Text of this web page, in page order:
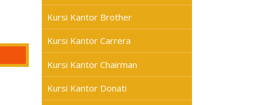
Kursi Kantor Brother
Kursi Kantor Carrera
Kursi Kantor Chairman
Kursi Kantor Donati